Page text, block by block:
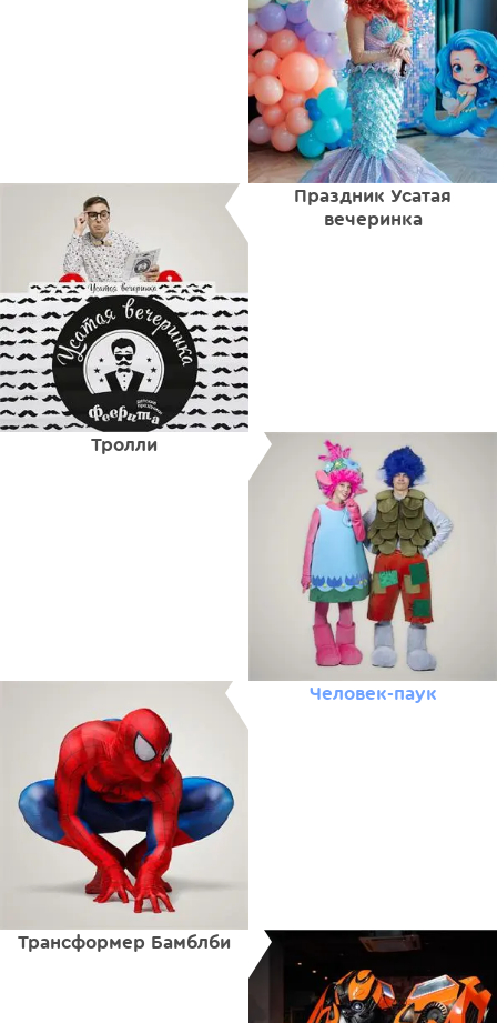
Праздник Усатая
вечеринка
Тролли
Человек-паук
Трансформер Бамблби